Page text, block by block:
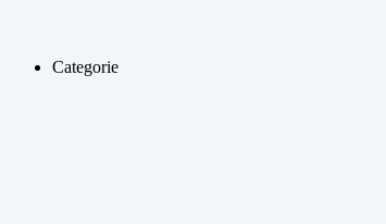
Categorie